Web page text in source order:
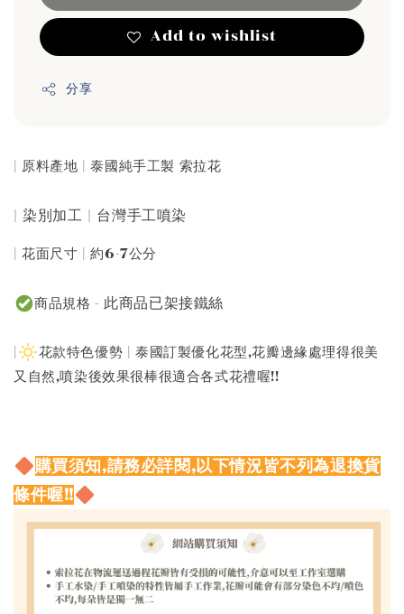
Add to wishlist
分享
| 原料產地 | 泰國純手工製 索拉花
| 染別加工 | 台灣手工噴染
| 花面尺寸 | 約6-7公分
商品規格 - 此商品已架接鐵絲
花款特色優勢 | 泰國訂製優化花型,花瓣邊緣處理得很美
又自然,噴染後效果很棒很適合各式花禮喔!!
購買須知,請務必詳閱,以下情況皆不列為退換貨
條件喔!!